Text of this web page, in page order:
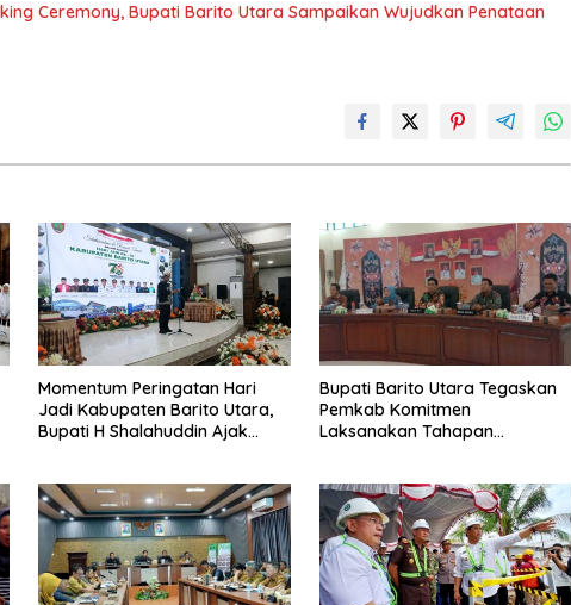
Ceremony, Bupati Barito Utara Sampaikan Wujudkan Penataan
Momentum Peringatan Hari
Jadi Kabupaten Barito Utara,
Bupati H Shalahuddin Ajak
Bupati Barito Utara Tegaskan
Pemkab Komitmen
Laksanakan Tahapan